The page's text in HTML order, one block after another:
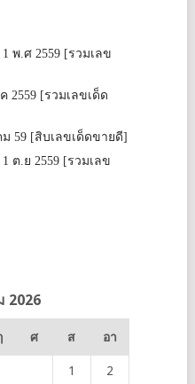
พ.ศ 2559 [รวมเลข
2559 [รวมเลขเด็ด
59 [สิบเลขเด็ดขายดี]
ต.ย 2559 [รวมเลข
2026
ศ ส อา
1 2